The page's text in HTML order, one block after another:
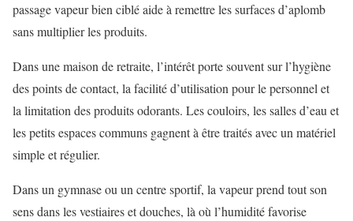
passage vapeur bien ciblé aide à remettre les surfaces d’aplomb
sans multiplier les produits.
Dans une maison de retraite, l’intérêt porte souvent sur l’hygiène
des points de contact, la facilité d’utilisation pour le personnel et
la limitation des produits odorants. Les couloirs, les salles d’eau et
les petits espaces communs gagnent à être traités avec un matériel
simple et régulier.
Dans un gymnase ou un centre sportif, la vapeur prend tout son
sens dans les vestiaires et douches, là où l’humidité favorise